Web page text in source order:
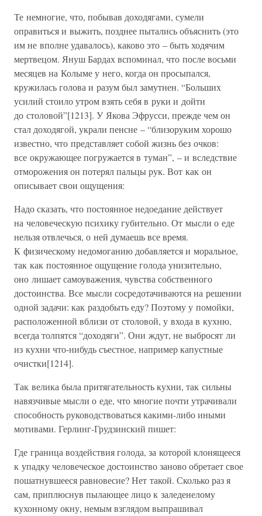
Те немногие, что, побывав доходягами, сумели
оправиться и выжить, позднее пытались объяснить (это
им не вполне удавалось), каково это – быть ходячим
мертвецом. Януш Бардах вспоминал, что после восьми
месяцев на Колыме у него, когда он просыпался,
кружилась голова и разум был замутнен. “Больших
усилий стоило утром взять себя в руки и дойти
до столовой”[1213]. У Якова Эфрусси, прежде чем он
стал доходягой, украли пенсне – “близоруким хорошо
известно, что представляет собой жизнь без очков:
все окружающее погружается в туман”, – и вследствие
отморожения он потерял пальцы рук. Вот как он
описывает свои ощущения:
Надо сказать, что постоянное недоедание действует
на человеческую психику губительно. От мысли о еде
нельзя отвлечься, о ней думаешь все время.
К физическому недомоганию добавляется и моральное,
так как постоянное ощущение голода унизительно,
оно лишает самоуважения, чувства собственного
достоинства. Все мысли сосредотачиваются на решении
одной задачи: как раздобыть еду? Поэтому у помойки,
расположенной вблизи от столовой, у входа в кухню,
всегда толпятся “доходяги”. Они ждут, не выбросят ли
из кухни что-нибудь съестное, например капустные
очистки[1214].
Так велика была притягательность кухни, так сильны
навязчивые мысли о еде, что многие почти утрачивали
способность руководствоваться какими-либо иными
мотивами. Герлинг-Грудзинский пишет:
Где граница воздействия голода, за которой клонящееся
к упадку человеческое достоинство заново обретает свое
пошатнувшееся равновесие? Нет такой. Сколько раз я
сам, приплюснув пылающее лицо к заледенелому
кухонному окну, немым взглядом выпрашивал